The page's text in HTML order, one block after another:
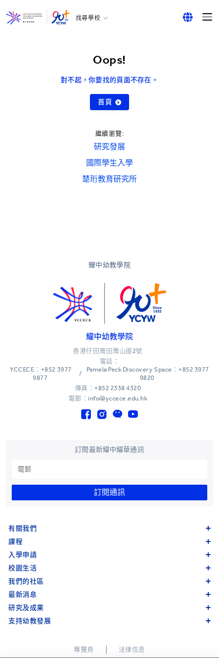
找尋學校
Oops!
對不起，你要找的頁面不存在。
首頁
繼續瀏覽:
研究發展
國際學生入學
楚珩教育研究所
耀中幼教學院
耀中幼教學院
香港仔田灣田灣山道2號
電話：
YCCECE：+852 3977
9877
/
Pamela Peck Discovery Space：+852 3977
9820
傳真：+852 2338 4320
電郵：info@yccece.edu.hk
訂閱最新耀中耀華通訊
訂閱通訊
有關我們
課程
入學申請
校園生活
我們的社區
最新消息
研究及成果
支持幼教發展
導覽頁 法律信息